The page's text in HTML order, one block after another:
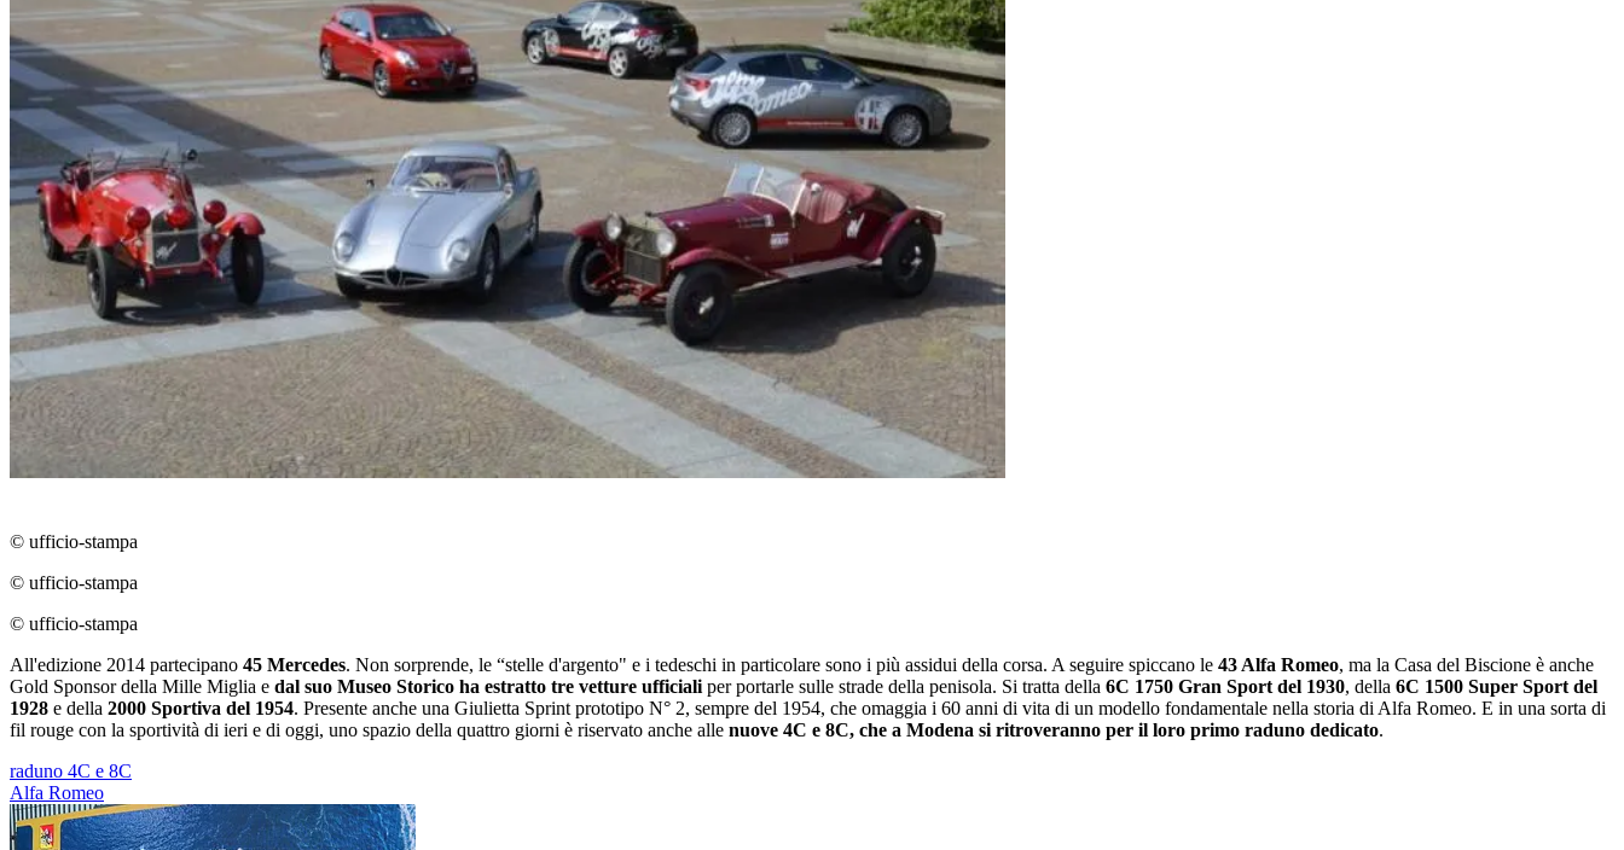
© ufficio-stampa
© ufficio-stampa
© ufficio-stampa
All'edizione 2014 partecipano 45 Mercedes. Non sorprende, le “stelle d'argento" e i tedeschi in particolare sono i più assidui della corsa. A seguire spiccano le 43 Alfa Romeo, ma la Casa del Biscione è anche
Gold Sponsor della Mille Miglia e dal suo Museo Storico ha estratto tre vetture ufficiali per portarle sulle strade della penisola. Si tratta della 6C 1750 Gran Sport del 1930, della 6C 1500 Super Sport del
1928 e della 2000 Sportiva del 1954. Presente anche una Giulietta Sprint prototipo N° 2, sempre del 1954, che omaggia i 60 anni di vita di un modello fondamentale nella storia di Alfa Romeo. E in una sorta di
fil rouge con la sportività di ieri e di oggi, uno spazio della quattro giorni è riservato anche alle nuove 4C e 8C, che a Modena si ritroveranno per il loro primo raduno dedicato.
raduno 4C e 8C
Alfa Romeo